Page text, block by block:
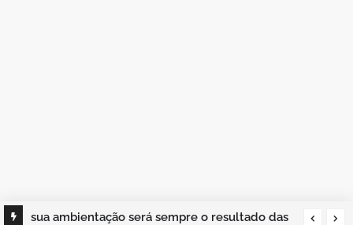
sua ambientação será sempre o resultado das